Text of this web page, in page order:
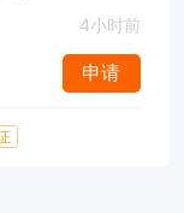
4小时前
申请